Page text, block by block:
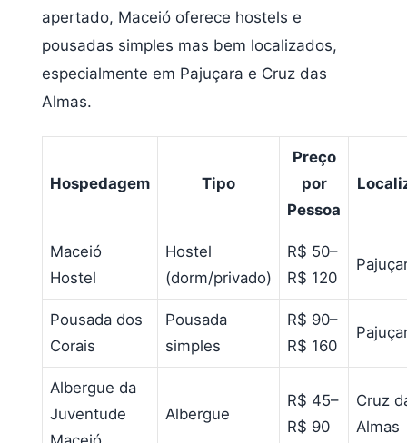
apertado, Maceió oferece hostels e
pousadas simples mas bem localizados,
especialmente em Pajuçara e Cruz das
Almas.
Hospedagem Tipo
Preço
por
Pessoa
Maceió
Hostel
Hostel
(dorm/privado)
R$ 50–
R$ 120
Pousada dos
Corais
Pousada
simples
R$ 90–
R$ 160
Albergue da
Juventude
Albergue
R$ 45–
R$ 90
Cruz
Almas